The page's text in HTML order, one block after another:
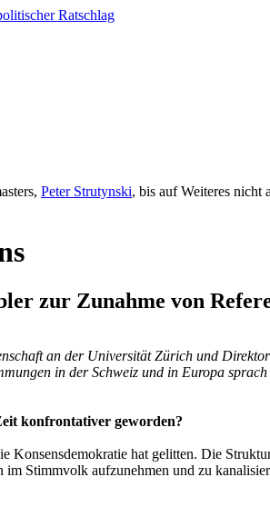
Peter Strutynski, bis auf Weiteres nicht
zur Zunahme von
an der Universität Zürich und
in der Schweiz und in Europa
konfrontativer geworden?
Konsensdemokratie hat gelitten. Die
im Stimmvolk aufzunehmen und zu